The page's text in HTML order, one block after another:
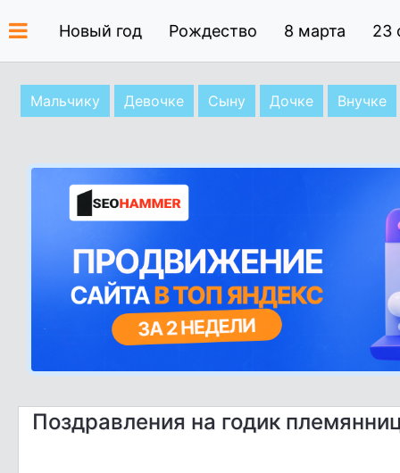
Новый год Рождество 8 марта 23
Мальчику Девочке Сыну Дочке Внучке
Поздравления на годик